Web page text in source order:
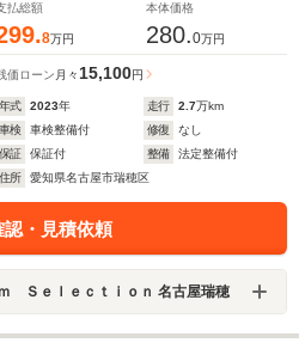
LED ETC
払総額
8万円
本体価格
280.0万円
価ローン 月々15,100円
年式 2023年 走行 2.7万km
車検
車検整備付 修復
なし
保証
保証付 整備
法定整備付
住所
愛知県名古屋市瑞穂区
認・見積依頼
Ｓｅｌｅｃｔｉｏｎ 名古屋瑞穂